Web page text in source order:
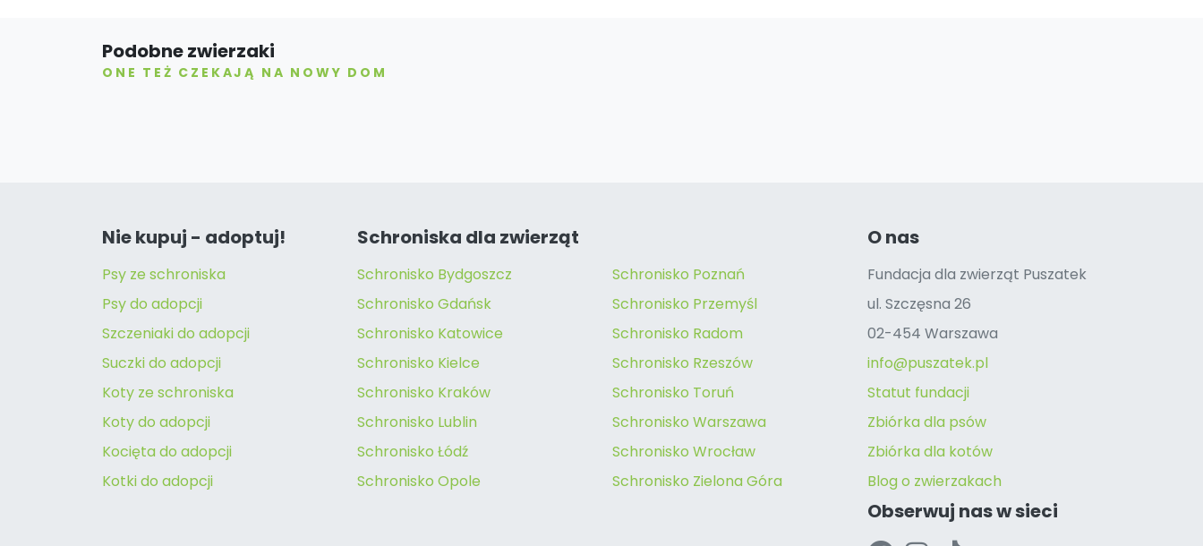
Podobne zwierzaki
ONE TEŻ CZEKAJĄ NA NOWY DOM
Nie kupuj - adoptuj!
Psy ze schroniska
Psy do adopcji
Szczeniaki do adopcji
Suczki do adopcji
Koty ze schroniska
Koty do adopcji
Kocięta do adopcji
Kotki do adopcji
Schroniska dla zwierząt
Schronisko Bydgoszcz
Schronisko Gdańsk
Schronisko Katowice
Schronisko Kielce
Schronisko Kraków
Schronisko Lublin
Schronisko Łódź
Schronisko Opole
Schronisko Poznań
Schronisko Przemyśl
Schronisko Radom
Schronisko Rzeszów
Schronisko Toruń
Schronisko Warszawa
Schronisko Wrocław
Schronisko Zielona Góra
O nas
Fundacja dla zwierząt Puszatek
ul. Szczęsna 26
02-454 Warszawa
info@puszatek.pl
Statut fundacji
Zbiórka dla psów
Zbiórka dla kotów
Blog o zwierzakach
Obserwuj nas w sieci